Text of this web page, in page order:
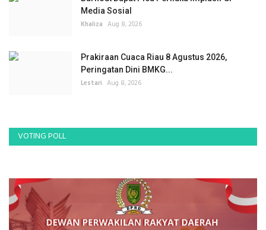
Media Sosial
Khaliza Aug 8, 2026
Prakiraan Cuaca Riau 8 Agustus 2026,
Peringatan Dini BMKG...
Lestari Aug 8, 2026
VOTING POLL